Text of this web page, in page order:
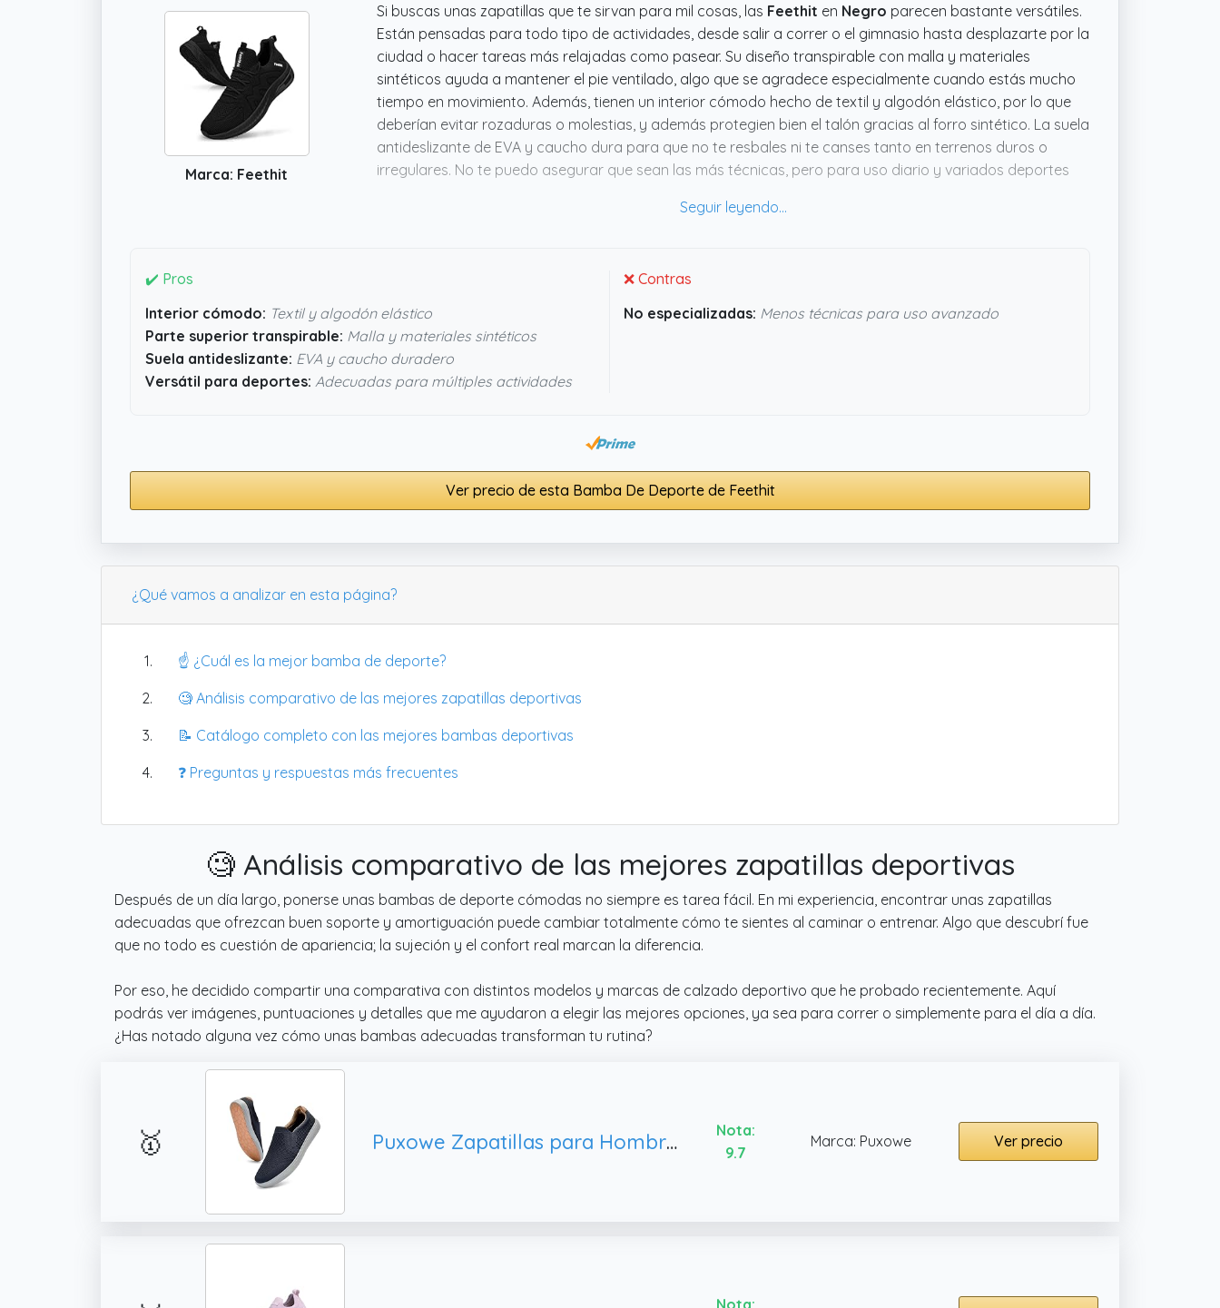
Marca: Feethit
Si buscas unas zapatillas que te sirvan para mil cosas, las Feethit en Negro parecen bastante versátiles.
Están pensadas para todo tipo de actividades, desde salir a correr o el gimnasio hasta desplazarte por la
ciudad o hacer tareas más relajadas como pasear. Su diseño transpirable con malla y materiales
sintéticos ayuda a mantener el pie ventilado, algo que se agradece especialmente cuando estás mucho
tiempo en movimiento. Además, tienen un interior cómodo hecho de textil y algodón elástico, por lo que
deberían evitar rozaduras o molestias, y además protegien bien el talón gracias al forro sintético. La suela
antideslizante de EVA y caucho dura para que no te resbales ni te canses tanto en terrenos duros o
irregulares. No te puedo asegurar que sean las más técnicas, pero para uso diario y variados deportes
✔️ Pros
Interior cómodo: Textil y algodón elástico
Parte superior transpirable: Malla y materiales sintéticos
Suela antideslizante: EVA y caucho duradero
Versátil para deportes: Adecuadas para múltiples actividades
❌ Contras
No especializadas: Menos técnicas para uso avanzado
Ver precio de esta Bamba De Deporte de Feethit
¿Qué vamos a analizar en esta página?
☝️ ¿Cuál es la mejor bamba de deporte?
🧐 Análisis comparativo de las mejores zapatillas deportivas
📝 Catálogo completo con las mejores bambas deportivas
❓ Preguntas y respuestas más frecuentes
🧐 Análisis comparativo de las mejores zapatillas deportivas
Después de un día largo, ponerse unas bambas de deporte cómodas no siempre es tarea fácil. En mi experiencia, encontrar unas zapatillas
adecuadas que ofrezcan buen soporte y amortiguación puede cambiar totalmente cómo te sientes al caminar o entrenar. Algo que descubrí fue
que no todo es cuestión de apariencia; la sujeción y el confort real marcan la diferencia.
Por eso, he decidido compartir una comparativa con distintos modelos y marcas de calzado deportivo que he probado recientemente. Aquí
podrás ver imágenes, puntuaciones y detalles que me ayudaron a elegir las mejores opciones, ya sea para correr o simplemente para el día a día.
¿Has notado alguna vez cómo unas bambas adecuadas transforman tu rutina?
🥇 Puxowe Zapatillas para Hombre Malla Slip On Zapatos Deportivas Verano Plano Bambas 40 EU Navy
Nota:
9.7
Marca: Puxowe Ver precio
Nota: